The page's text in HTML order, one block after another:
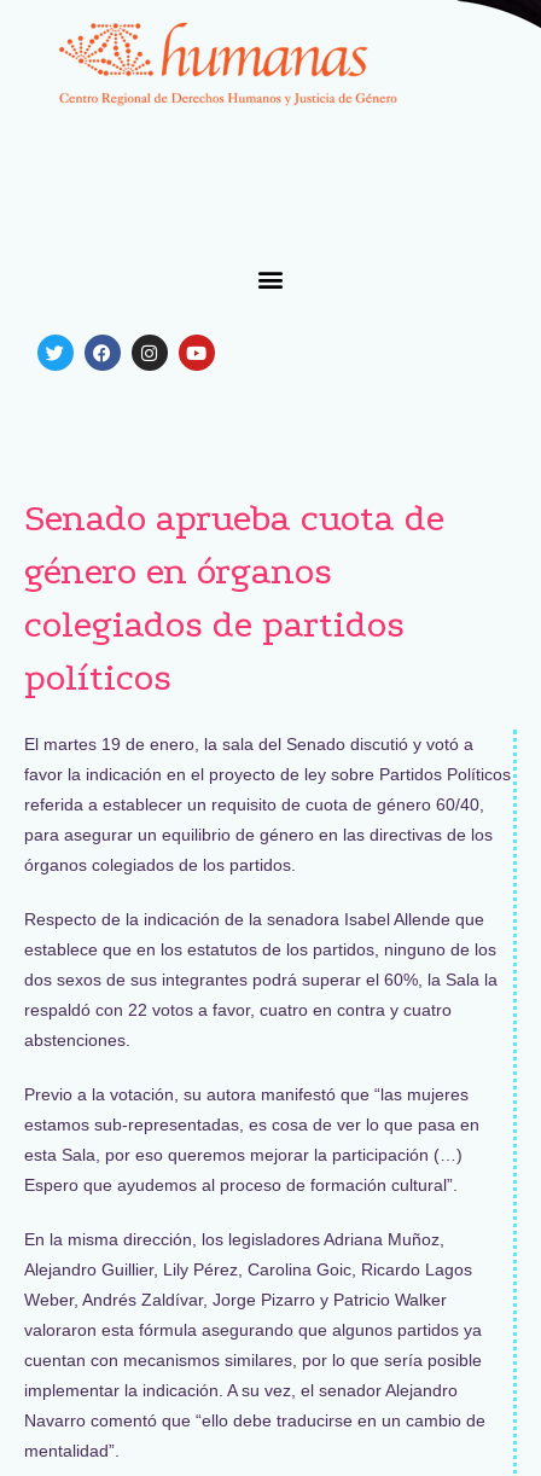
Senado aprueba cuota de
género en órganos
colegiados de partidos
políticos
El martes 19 de enero, la sala del Senado discutió y votó a
favor la indicación en el proyecto de ley sobre Partidos Políticos
referida a establecer un requisito de cuota de género 60/40,
para asegurar un equilibrio de género en las directivas de los
órganos colegiados de los partidos.
Respecto de la indicación de la senadora Isabel Allende que
establece que en los estatutos de los partidos, ninguno de los
dos sexos de sus integrantes podrá superar el 60%, la Sala la
respaldó con 22 votos a favor, cuatro en contra y cuatro
abstenciones.
Previo a la votación, su autora manifestó que “las mujeres
estamos sub-representadas, es cosa de ver lo que pasa en
esta Sala, por eso queremos mejorar la participación (…)
Espero que ayudemos al proceso de formación cultural”.
En la misma dirección, los legisladores Adriana Muñoz,
Alejandro Guillier, Lily Pérez, Carolina Goic, Ricardo Lagos
Weber, Andrés Zaldívar, Jorge Pizarro y Patricio Walker
valoraron esta fórmula asegurando que algunos partidos ya
cuentan con mecanismos similares, por lo que sería posible
implementar la indicación. A su vez, el senador Alejandro
Navarro comentó que “ello debe traducirse en un cambio de
mentalidad”.